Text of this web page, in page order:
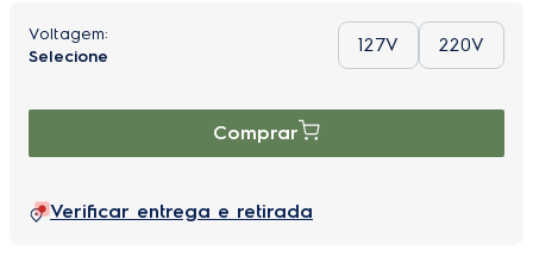
127V 220V
Comprar
Verificar entrega e retirada